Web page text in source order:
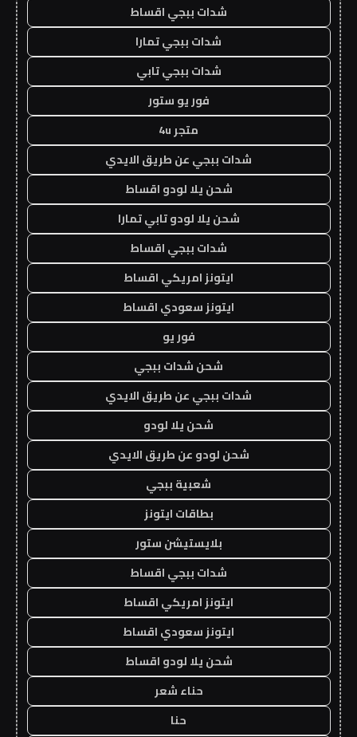
شدات ببجي اقساط
شدات ببجي تمارا
شدات ببجي تابي
فور يو ستور
متجر 4u
شدات ببجي عن طريق الايدي
شحن يلا لودو اقساط
شحن يلا لودو تابي تمارا
شدات ببجي اقساط
ايتونز امريكي اقساط
ايتونز سعودي اقساط
فور يو
شحن شدات ببجي
شدات ببجي عن طريق الايدي
شحن يلا لودو
شحن لودو عن طريق الايدي
شعبية ببجي
بطاقات ايتونز
بلايستيشن ستور
شدات ببجي اقساط
ايتونز امريكي اقساط
ايتونز سعودي اقساط
شحن يلا لودو اقساط
حناء شعر
حنا